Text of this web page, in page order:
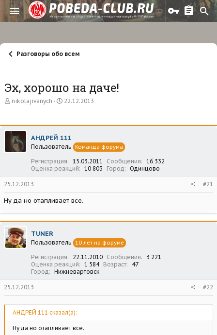
Разговоры обо всем
Эх, хорошо на даче!
А
о
р
т
е
nikolajivanych
Д
а
а
ч
л
а
22.12.2013
АНДРЕЙ 111
Пользователь Команда форума
Регистрация 15.03.2011 Сообщения
16 332
Оценка реакций
10 803 Город Одинцово
25.12.2013 #21
Ну да но отапливает все.
TUNER
Пользователь 10 лет на форуме
Регистрация 22.11.2010 Сообщения
3 221
Оценка реакций
1 584 Возраст
47
Город
Нижневартовск
25.12.2013 #22
АНДРЕЙ 111 сказал(а):
Ну да но отапливает все.